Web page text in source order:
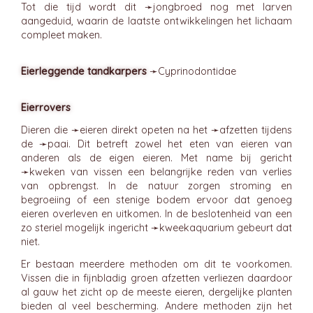
Tot die tijd wordt dit ➛jongbroed nog met larven
aangeduid, waarin de laatste ontwikkelingen het lichaam
compleet maken.
Eierleggende tandkarpers ➛Cyprinodontidae
Eierrovers
Dieren die ➛eieren direkt opeten na het ➛afzetten tijdens
de ➛paai. Dit betreft zowel het eten van eieren van
anderen als de eigen eieren. Met name bij gericht
➛kweken van vissen een belangrijke reden van verlies
van opbrengst. In de natuur zorgen stroming en
begroeiing of een stenige bodem ervoor dat genoeg
eieren overleven en uitkomen. In de beslotenheid van een
zo steriel mogelijk ingericht ➛kweekaquarium gebeurt dat
niet.
Er bestaan meerdere methoden om dit te voorkomen.
Vissen die in fijnbladig groen afzetten verliezen daardoor
al gauw het zicht op de meeste eieren, dergelijke planten
bieden al veel bescherming. Andere methoden zijn het